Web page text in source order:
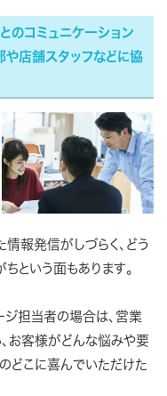
のコミュニケーション
店舗スタッフなどに協
情報発信がしづらく、どう
という面もあります。
ジ担当者の場合は、営業
お客様がどんな悩みや要
どこに喜んでいただけた